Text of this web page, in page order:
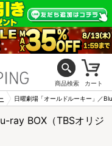
商品検索 カート
日曜劇場「オールドルーキー」／
ray BOX（TBSオリジ